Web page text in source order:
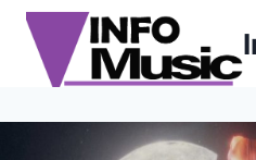
Aller
contenu